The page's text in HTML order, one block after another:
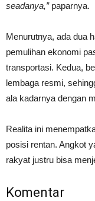
seadanya,”paparnya.
Menurutnya, ada dua
pemulihan ekonomi
transportasi. Kedua,
lembaga resmi,
ala kadarnya dengan
Realita ini
posisi rentan. Angkot
rakyat justru bisa
Komentar